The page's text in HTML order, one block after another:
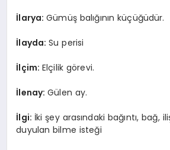
İlarya:Gümüş balığının küçüğüdür.
İlayda:Su perisi
İlçim:Elçilik görevi.
İlenay:Gülen ay.
İlgi: İki şey arasındaki bağıntı, bağ,
duyulan bilme isteği